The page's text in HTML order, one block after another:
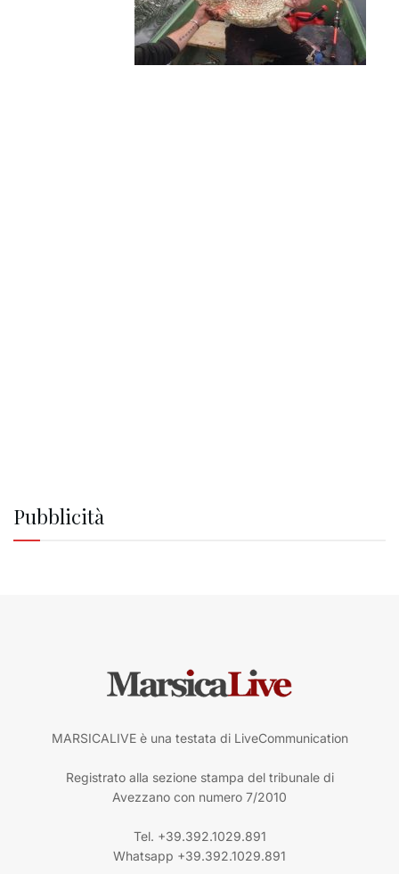
Pubblicità
MARSICALIVE è una testata di LiveCommunication
Registrato alla sezione stampa del tribunale di
Avezzano con numero 7/2010
Tel. +39.392.1029.891
Whatsapp +39.392.1029.891